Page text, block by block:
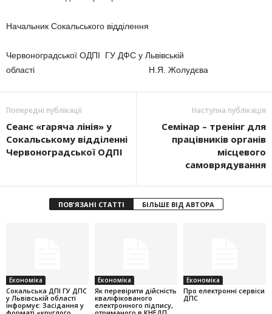
Начальник Сокальського відділення
Червоноградської ОДПІ ГУ ДФС у Львівській
області Н.Я. Жолудєва
Попередні публікації
Сеанс «гаряча лінія» у
Сокальському відділенні
Червоноградської ОДПІ
Наступна публікація
Cемінар – тренінг для
працівників органів
місцевого
самоврядування
ПОВ'ЯЗАНІ СТАТТІ БІЛЬШЕ ВІД АВТОРА
Економіка
Cокальська ДПІ ГУ ДПС
у Львівській області
інформує: Засідання у
Економіка
Як перевірити дійсність
кваліфікованого
електронного підпису,
Економіка
Про електронні сервіси
ДПС